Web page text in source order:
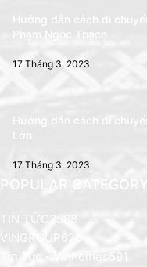
Hướng dẫn cách di
Phạm Ngọc Thạch
17 Tháng 3, 2023
Hướng dẫn cách di
Lớn
17 Tháng 3, 2023
POPULAR CATEGORY
TIN TỨC 2588
VINGROUP626
Tin Tức - Vinhomes 591